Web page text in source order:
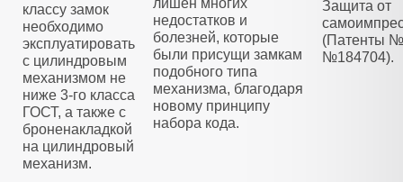
классу замок
необходимо
эксплуатировать
с цилиндровым
механизмом не
ниже 3-го класса
ГОСТ, а также с
броненакладкой
на цилиндровый
механизм.
лишен многих
недостатков и
болезней, которые
были присущи замкам
подобного типа
механизма, благодаря
новому принципу
набора кода.
Защита от
(Патенты
№184704).